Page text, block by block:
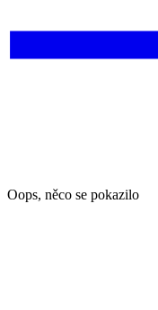
Oops, něco se pokazilo